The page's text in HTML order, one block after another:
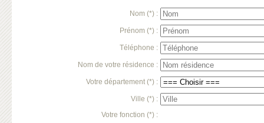
Nom (*) :
Prénom (*) :
Téléphone :
Nom de votre résidence :
Votre département (*) :
Ville (*) :
Votre fonction (*) :